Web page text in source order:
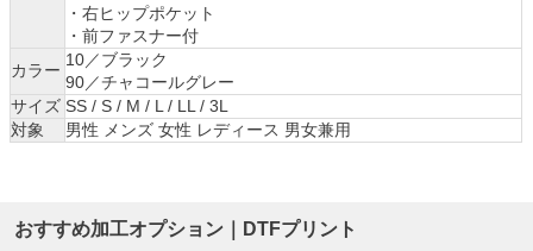
・右ヒップポケット
・前ファスナー付
カラー
10／ブラック
90／チャコールグレー
サイズ SS / S / M / L / LL / 3L
対象
男性 メンズ 女性 レディース 男女兼用
おすすめ加工オプション｜DTFプリント